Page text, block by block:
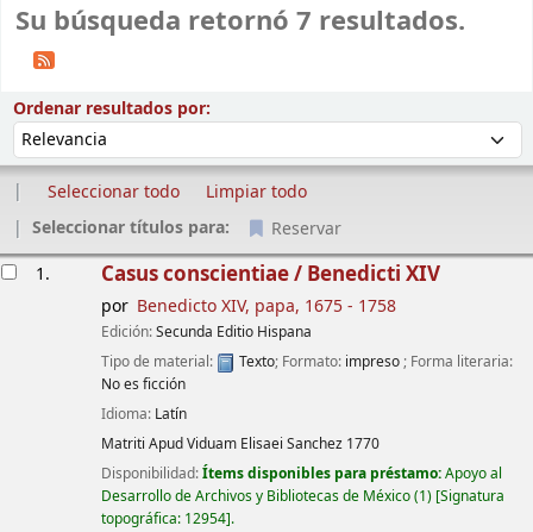
Su búsqueda retornó 7 resultados.
Ordenar resultados por:
Seleccionar todo
Limpiar todo
Seleccionar títulos para:
Reservar
1. Casus conscientiae / Benedicti XIV
por Benedicto XIV, papa, 1675 - 1758
Edición:Secunda Editio Hispana
Tipo de material:
Texto; Formato: impreso; Forma literaria:
No es ficción
Idioma: Latín
Matriti Apud Viduam Elisaei Sanchez 1770
Disponibilidad:Ítems disponibles para préstamo:Apoyo al
Desarrollo de Archivos y Bibliotecas de México(1) Signatura
topográfica: 12954 .